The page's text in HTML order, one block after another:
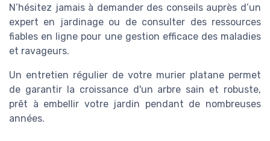
N’hésitez jamais à demander des conseils auprès d’un
expert en jardinage ou de consulter des ressources
fiables en ligne pour une gestion efficace des maladies
et ravageurs.
Un entretien régulier de votre murier platane permet
de garantir la croissance d'un arbre sain et robuste,
prêt à embellir votre jardin pendant de nombreuses
années.